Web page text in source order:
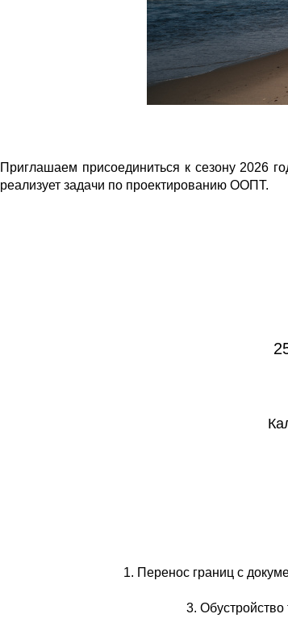
Приглашаем присоединиться к сезону 2026
реализует задачи по проектированию ООПТ.
1. Перенос границ с
3. О